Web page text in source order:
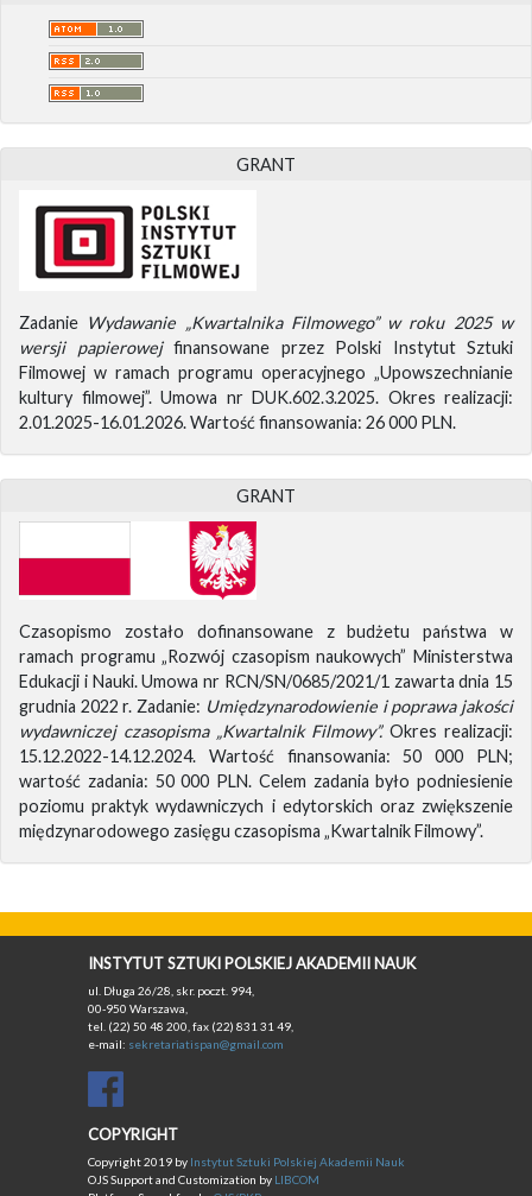
GRANT
Zadanie Wydawanie „Kwartalnika Filmowego” w roku 2025 w
wersji papierowejfinansowane przez Polski Instytut Sztuki
Filmowej w ramach programu operacyjnego „Upowszechnianie
kultury filmowej”. Umowa nr DUK.602.3.2025. Okres realizacji:
2.01.2025-16.01.2026. Wartość finansowania: 26 000 PLN.
GRANT
Czasopismo zostało dofinansowane z budżetu państwa w
ramach programu „Rozwój czasopism naukowych” Ministerstwa
Edukacji i Nauki. Umowa nr RCN/SN/0685/2021/1 zawarta dnia 15
grudnia 2022 r. Zadanie: Umiędzynarodowienie i poprawa jakości
wydawniczej czasopisma „Kwartalnik Filmowy”.Okres realizacji:
15.12.2022-14.12.2024. Wartość finansowania: 50 000 PLN;
wartość zadania: 50 000 PLN. Celem zadania było podniesienie
poziomu praktyk wydawniczych i edytorskich oraz zwiększenie
międzynarodowego zasięgu czasopisma „Kwartalnik Filmowy”.
INSTYTUT SZTUKI POLSKIEJ AKADEMII NAUK
ul. Długa 26/28, skr. poczt. 994,
00-950 Warszawa,
tel. (22) 50 48 200, fax (22) 831 31 49,
e-mail: sekretariatispan@gmail.com
COPYRIGHT
Copyright 2019 by Instytut Sztuki Polskiej Akademii Nauk
OJS Support and Customization by LIBCOM